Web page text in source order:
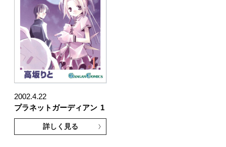
2002.4.22
プラネットガーディアン 1
詳しく見る